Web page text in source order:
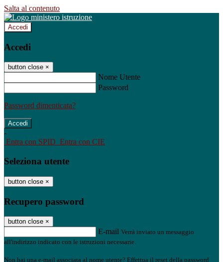
Salta al contenuto
Accedi
Accedi
button close ×
Nome Utente
Password
Password dimenticata?
-
Entra con SPID Entra con CIE
Seleziona utente
button close ×
Recupero password
button close ×
E-mail Verrà inviato un messaggio
all'indirizzo indicato con le istruzioni necessarie.
Non hai una e-mail associata al nome utente? Effettua il reset della password